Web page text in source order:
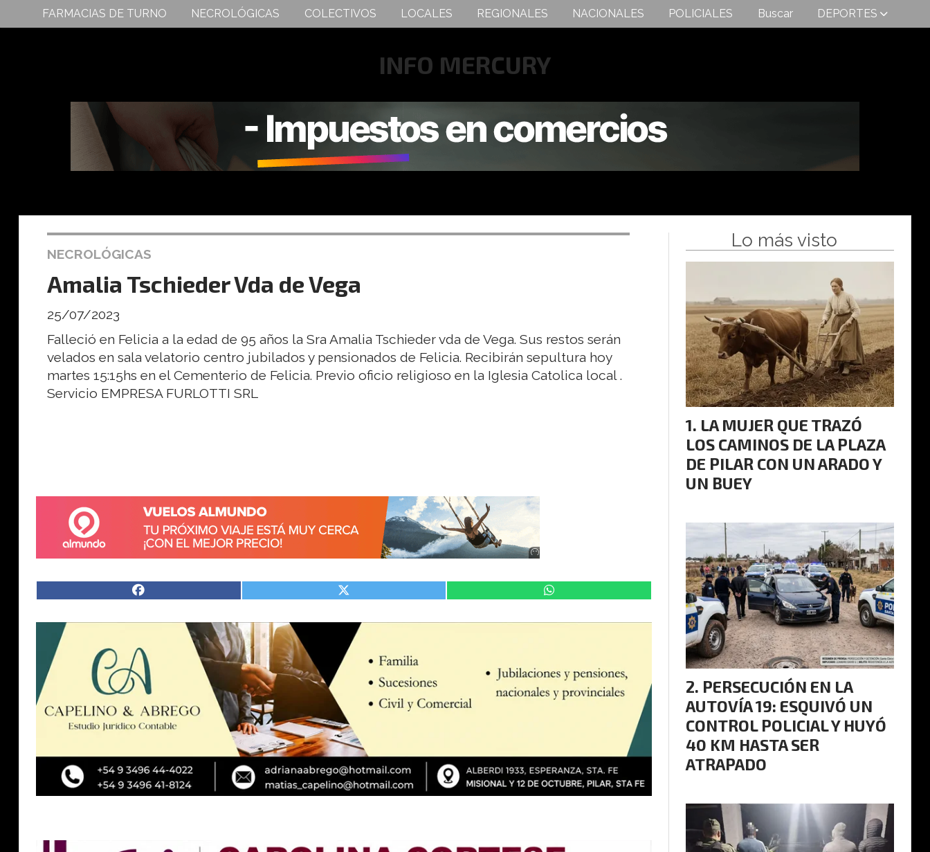
INFO MERCURY
FARMACIAS DE TURNO NECROLÓGICAS COLECTIVOS LOCALES REGIONALES NACIONALES POLICIALES Buscar DEPORTES
Amalia Tschieder Vda de Vega
Falleció en Felicia a la edad de 95 años la Sra Amalia Tschieder vda de Vega. Sus restos serán
velados en sala velatorio centro jubilados y pensionados de Felicia. Recibirán sepultura hoy
martes 15:15hs en el Cementerio de Felicia. Previo oficio religioso en la Iglesia Catolica local .
Servicio EMPRESA FURLOTTI SRL
NECROLÓGICAS
25/07/2023
Lo más visto
LA MUJER QUE TRAZÓ
LOS CAMINOS DE LA PLAZA
DE PILAR CON UN ARADO Y
UN BUEY
PERSECUCIÓN EN LA
AUTOVÍA 19: ESQUIVÓ UN
CONTROL POLICIAL Y HUYÓ
40 KM HASTA SER
ATRAPADO